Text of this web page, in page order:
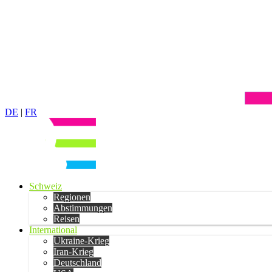
DE | FR
Schweiz
Regionen
Abstimmungen
Reisen
International
Ukraine-Krieg
Iran-Krieg
Deutschland